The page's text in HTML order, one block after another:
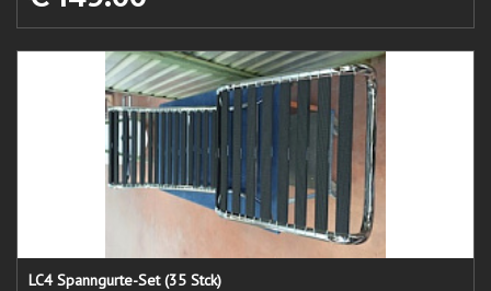
LC4 Spanngurte-Set (35 Stck)